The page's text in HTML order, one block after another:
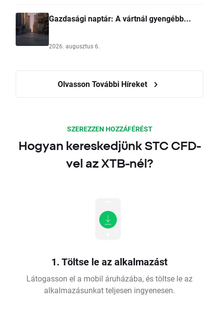
Gazdasági naptár: A vártnál gyengébb...
2026. augusztus 6.
Olvasson További Híreket
SZEREZZEN HOZZÁFÉRÉST
Hogyan kereskedjünk STC CFD-
vel az XTB-nél?
1. Töltse le az alkalmazást
Látogasson el a mobil áruházába, és töltse le az
alkalmazásunkat teljesen ingyenesen.